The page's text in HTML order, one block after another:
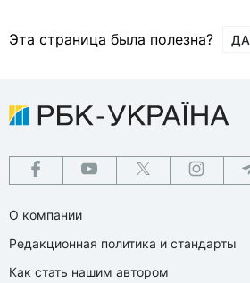
Эта страница была полезна? ДА
О компании
Редакционная политика и стандарты
Как стать нашим автором